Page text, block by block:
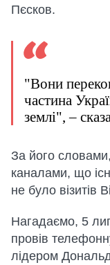
Пєсков.
"Вони
частина
землі", –
За його
каналами, що
не було візитів
Нагадаємо, 5
провів
лідером